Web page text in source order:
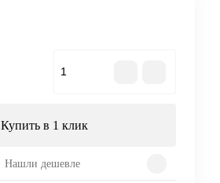
Купить в 1 клик
Нашли дешевле